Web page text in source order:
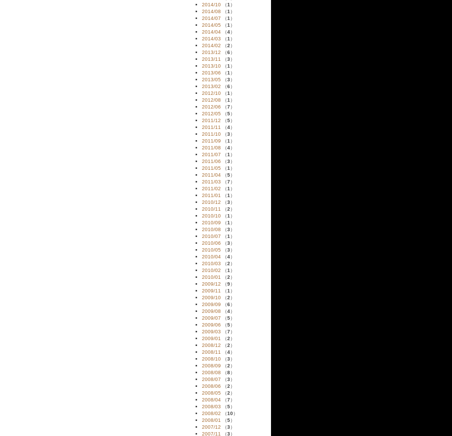
2014/10（1 ）
2014/08 （1 ）
2014/07 （1 ）
2014/05 （1 ）
2014/04（4）
2014/03 （1 ）
2014/02 （2）
2013/12 （6）
2013/11
（3）
2013/10（1 ）
2013/06 （1 ）
2013/05 （3）
2013/02 （6）
2012/10（1 ）
2012/08 （1 ）
2012/06 （7）
2012/05 （5）
2011/12 （5）
2011/11
（4）
2011/10（3）
2011/09 （1 ）
2011/08 （4）
2011/07 （1 ）
2011/06 （3）
2011/05 （1 ）
2011/04（5）
2011/03 （7）
2011/02 （1 ）
2011/01
（1 ）
2010/12 （3）
2010/11
（2）
2010/10（1 ）
2010/09 （1 ）
2010/08 （3）
2010/07 （1 ）
2010/06 （3）
2010/05 （3）
2010/04（4）
2010/03 （2）
2010/02 （1 ）
2010/01
（2）
2009/12 （9）
2009/11
（1 ）
2009/10（2）
2009/09 （6）
2009/08 （4）
2009/07 （5）
2009/06 （5）
2009/03 （7）
2009/01
（2）
2008/12 （2）
2008/11
（4）
2008/10（3）
2008/09 （2）
2008/08 （8）
2008/07 （3）
2008/06 （2）
2008/05 （2）
2008/04（7）
2008/03 （5）
2008/02 （10）
2008/01
（5）
2007/12 （3）
2007/11
（3）